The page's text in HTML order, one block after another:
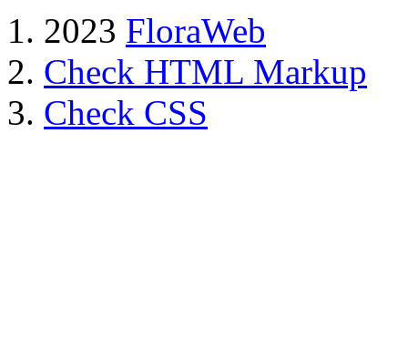
2023 FloraWeb
Check HTML Markup
Check CSS